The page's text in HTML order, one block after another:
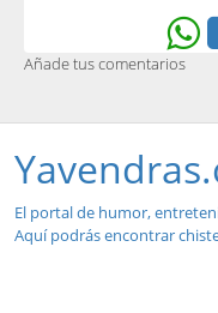
Añade tus comentarios
El portal de humor,
Aquí podrás encontrar